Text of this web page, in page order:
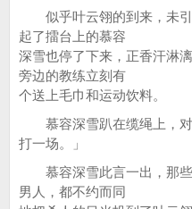
似乎叶云翎的到来，未引
起了擂台上的慕容
深雪也停了下来，正香汗淋
旁边的教练立刻有
个送上毛巾和运动饮料。
慕容深雪趴在缆绳上，对
打一场。」
慕容深雪此言一出，那些
男人，都不约而同